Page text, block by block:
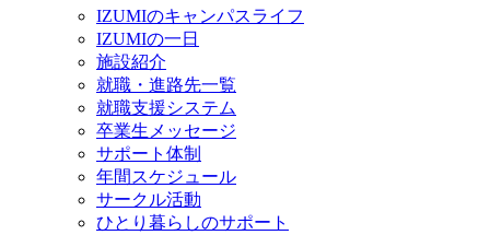
IZUMIのキャンパスライフ
IZUMIの一日
施設紹介
就職・進路先一覧
就職支援システム
卒業生メッセージ
サポート体制
年間スケジュール
サークル活動
ひとり暮らしのサポート